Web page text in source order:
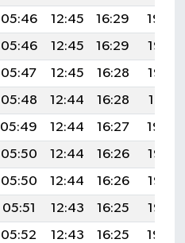
05:46 12:45 16:29
19:34
05:46 12:45 16:29
19:33
05:47 12:45 16:28
19:32
05:48 12:44 16:28
19:31
05:49 12:44 16:27
19:29
05:50 12:44 16:26
19:28
05:50 12:44 16:26
19:27
05:51 12:43 16:25
19:25
05:52 12:43 16:25
19:24